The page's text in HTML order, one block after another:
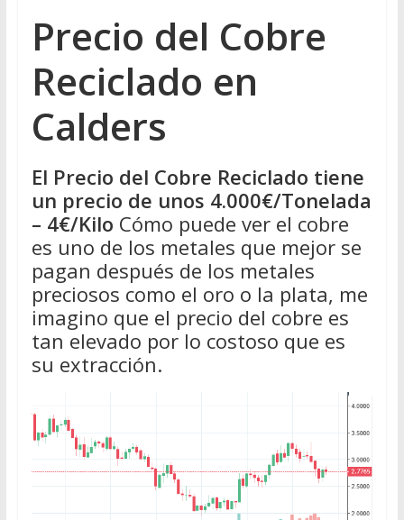
Precio del Cobre
Reciclado en
Calders
El Precio del Cobre Reciclado tiene
un precio de unos 4.000€/Tonelada
– 4€/Kilo Cómo puede ver el cobre
es uno de los metales que mejor se
pagan después de los metales
preciosos como el oro o la plata, me
imagino que el precio del cobre es
tan elevado por lo costoso que es
su extracción.